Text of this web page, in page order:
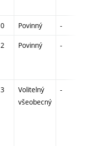
0 Povinný -
2 Povinný -
3
Volitelný
všeobecný
-